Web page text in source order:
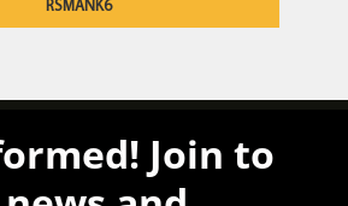
RSMANK6